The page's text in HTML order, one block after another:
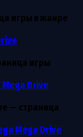
игры в жанре
игры
— страница